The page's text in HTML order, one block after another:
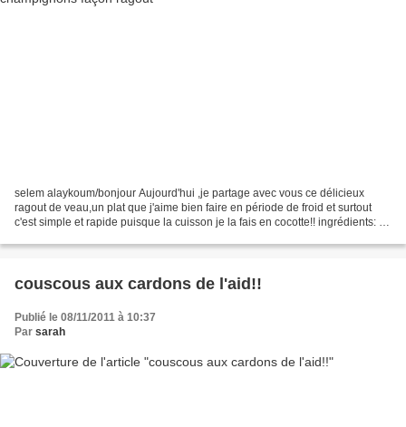
selem alaykoum/bonjour Aujourd'hui ,je partage avec vous ce délicieux
ragout de veau,un plat que j'aime bien faire en période de froid et surtout
c'est simple et rapide puisque la cuisson je la fais en cocotte!! ingrédients: 1
couscous aux cardons de l'aid!!
Publié le 08/11/2011 à 10:37
Par sarah